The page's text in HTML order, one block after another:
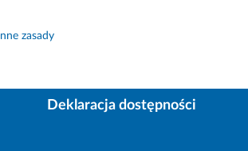
zasady
Deklaracja dostępności